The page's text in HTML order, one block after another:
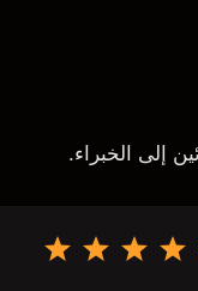
إلى الخبراء.